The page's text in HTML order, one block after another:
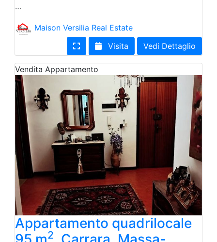
…
Maison Versilia Real Estate
Visita
Vedi Dettaglio
Vendita Appartamento
Appartamento quadrilocale
2